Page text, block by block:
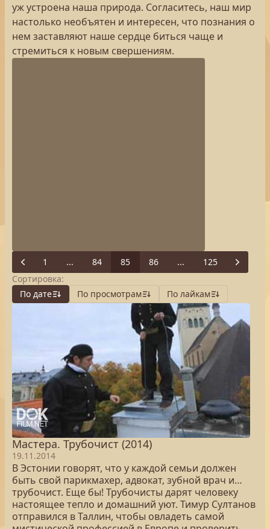
уж устроена наша природа. Согласитесь, наш мир
настолько необъятен и интересен, что познания о
нем заставляют наше сердце биться чаще и
стремиться к новым свершениям.
Previous
1 ... 84 85 86 ... 125
Next
Сортировка:
По дате
По просмотрам По лайкам
Мастера. Трубочист (2014)
19.11.2014
В Эстонии говорят, что у каждой семьи должен
быть свой парикмахер, адвокат, зубной врач и…
трубочист. Еще бы! Трубочисты дарят человеку
настоящее тепло и домашний уют. Тимур Султанов
отправился в Таллин, чтобы овладеть самой